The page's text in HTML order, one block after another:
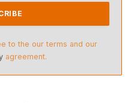
to the our terms and our
agreement.